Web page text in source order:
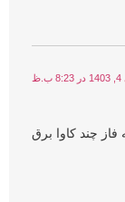
چند کاوا برق